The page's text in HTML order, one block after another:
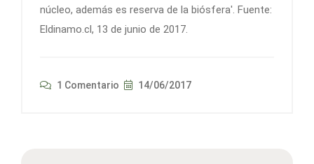
núcleo, además es reserva de la biósfera'. Fuente:
Eldinamo.cl, 13 de junio de 2017.
1 Comentario 14/06/2017